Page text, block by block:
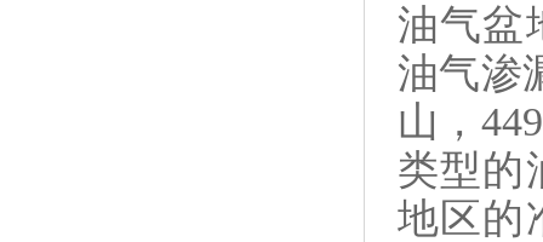
油气盆
油气渗
山， 449
类型的
地区的